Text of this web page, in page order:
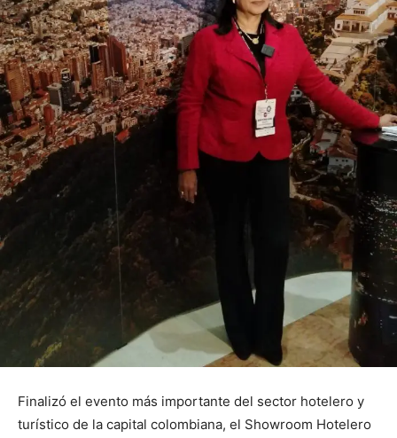
Finalizó el evento más importante del sector hotelero y
turístico de la capital colombiana, el Showroom Hotelero